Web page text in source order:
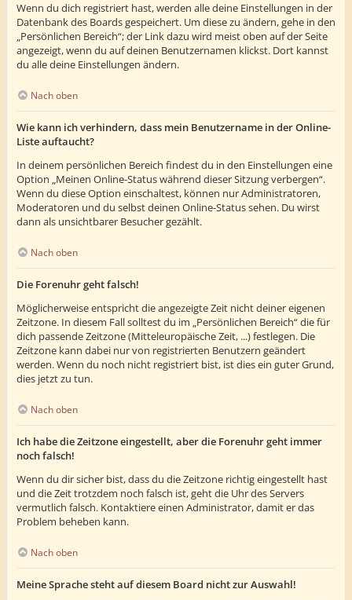
Wenn du dich registriert hast, werden alle deine Einstellungen in der
Datenbank des Boards gespeichert. Um diese zu ändern, gehe in den
„Persönlichen Bereich“; der Link dazu wird meist oben auf der Seite
angezeigt, wenn du auf deinen Benutzernamen klickst. Dort kannst
du alle deine Einstellungen ändern.
Nach oben
Wie kann ich verhindern, dass mein Benutzername in der Online-
Liste auftaucht?
In deinem persönlichen Bereich findest du in den Einstellungen eine
Option „Meinen Online-Status während dieser Sitzung verbergen“.
Wenn du diese Option einschaltest, können nur Administratoren,
Moderatoren und du selbst deinen Online-Status sehen. Du wirst
dann als unsichtbarer Besucher gezählt.
Nach oben
Die Forenuhr geht falsch!
Möglicherweise entspricht die angezeigte Zeit nicht deiner eigenen
Zeitzone. In diesem Fall solltest du im „Persönlichen Bereich“ die für
dich passende Zeitzone (Mitteleuropäische Zeit, ...) festlegen. Die
Zeitzone kann dabei nur von registrierten Benutzern geändert
werden. Wenn du noch nicht registriert bist, ist dies ein guter Grund,
dies jetzt zu tun.
Nach oben
Ich habe die Zeitzone eingestellt, aber die Forenuhr geht immer
noch falsch!
Wenn du dir sicher bist, dass du die Zeitzone richtig eingestellt hast
und die Zeit trotzdem noch falsch ist, geht die Uhr des Servers
vermutlich falsch. Kontaktiere einen Administrator, damit er das
Problem beheben kann.
Nach oben
Meine Sprache steht auf diesem Board nicht zur Auswahl!